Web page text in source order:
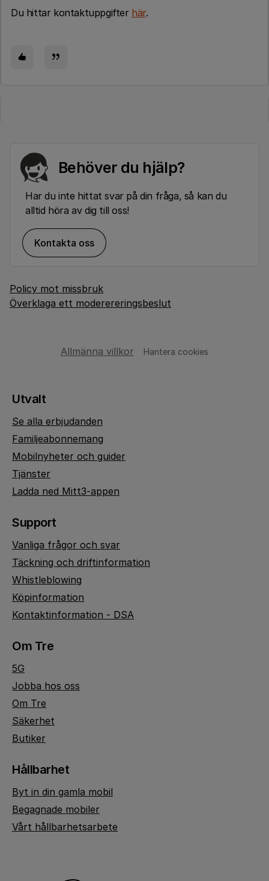
Du hittar kontaktuppgifter här.
Behöver du hjälp?
Har du inte hittat svar på din fråga, så kan du
alltid höra av dig till oss!
Kontakta oss
Policy mot missbruk
Överklaga ett moderereringsbeslut
Allmänna villkor Hantera cookies
Utvalt
Se alla erbjudanden
Familjeabonnemang
Mobilnyheter och guider
Tjänster
Ladda ned Mitt3-appen
Support
Vanliga frågor och svar
Täckning och driftinformation
Whistleblowing
Köpinformation
Kontaktinformation - DSA
Om Tre
5G
Jobba hos oss
Om Tre
Säkerhet
Butiker
Hållbarhet
Byt in din gamla mobil
Begagnade mobiler
Vårt hållbarhetsarbete